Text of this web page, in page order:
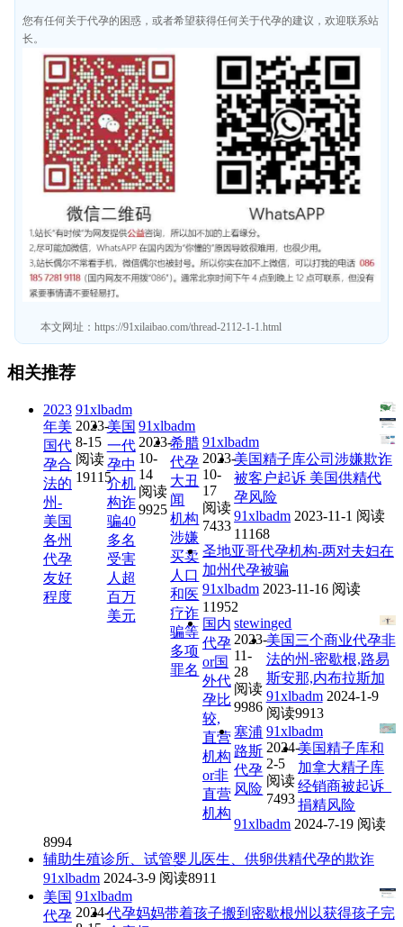
您有任何关于代孕的困惑，或者希望获得任何关于代孕的建议，欢迎联系站
长。
本文网址： https://91xilaibao.com/thread-2112-1-1.html
相关推荐
2023
年美
国代
孕合
法的
州-
美国
各州
代孕
友好
程度
91xlbadm
2023-
8-15
阅读
19115
美国
一代
孕中
介机
构诈
骗40
多名
受害
人超
百万
美元
91xlbadm
2023-
10-
14
阅读
9925
希腊
代孕
大丑
闻
机构
涉嫌
买卖
人口
和医
疗诈
骗等
多项
罪名
91xlbadm
2023-
10-
17
阅读
7433
美国精子库公司涉嫌欺诈
被客户起诉 美国供精代
孕风险
91xlbadm 2023-11-1 阅读
11168
圣地亚哥代孕机构-两对夫妇在
加州代孕被骗
91xlbadm 2023-11-16 阅读
11952
国内
代孕
or国
外代
孕比
较,
直营
机构
or非
直营
机构
stewinged
2023-
11-
28
阅读
9986
美国三个商业代孕非
法的州-密歇根,路易
斯安那,内布拉斯加
91xlbadm 2024-1-9
阅读9913
塞浦
路斯
代孕
风险
91xlbadm
2024-
2-5
阅读
7493
美国精子库和
加拿大精子库
经销商被起诉_
捐精风险
91xlbadm 2024-7-19 阅读
8994
辅助生殖诊所、试管婴儿医生、供卵供精代孕的欺诈
91xlbadm 2024-3-9 阅读8911
美国
代孕
91xlbadm
2024-代孕妈妈带着孩子搬到密歇根州以获得孩子完